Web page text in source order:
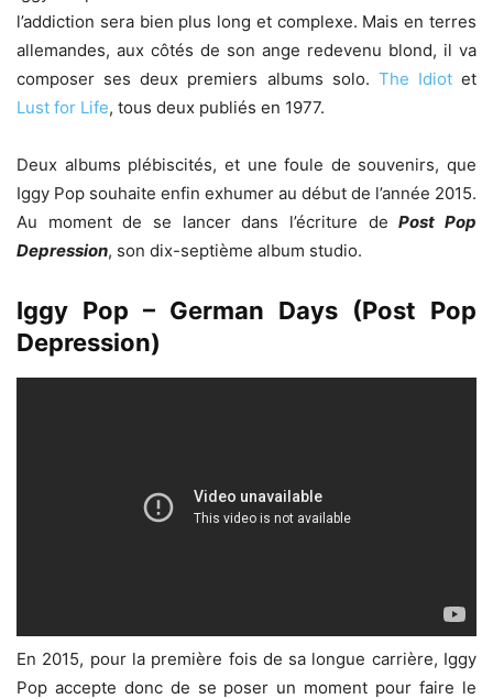
l’addiction sera bien plus long et complexe. Mais en terres
allemandes, aux côtés de son ange redevenu blond, il va
composer ses deux premiers albums solo. The Idiotet
Lust for Life, tous deux publiés en 1977.
Deux albums plébiscités, et une foule de souvenirs, que
Iggy Pop souhaite enfin exhumer au début de l’année 2015.
Au moment de se lancer dans l’écriture dePost Pop
Depression, son dix-septième album studio.
Iggy Pop – German Days (Post Pop
Depression)
En 2015, pour la première fois de sa longue carrière, Iggy
Pop accepte donc de se poser un moment pour faire le